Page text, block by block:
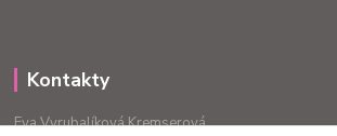
Kontakty
Eva Vyrubalíková Kremserová